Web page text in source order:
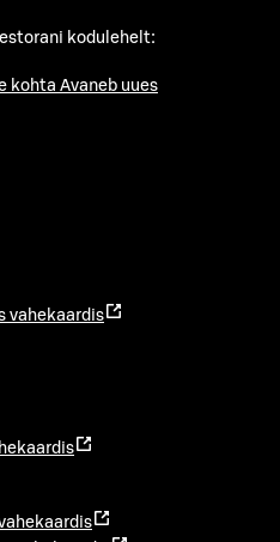
kodulehelt:
kohta Avaneb uues
vahekaardis